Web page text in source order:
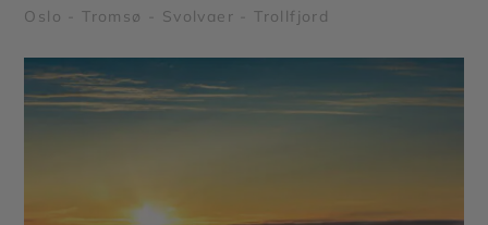
Oslo - Tromsø - Svolvaer - Trollfjord